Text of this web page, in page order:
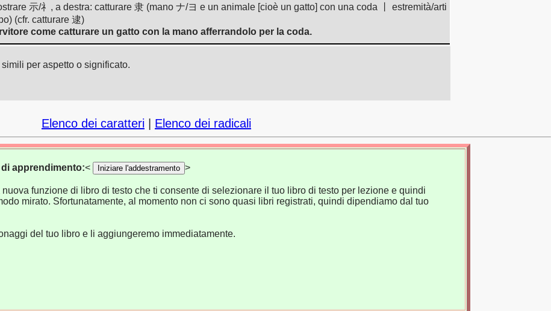
示/礻, a destra: catturare 隶 (mano ナ/ヨ e un animale [cioè un gatto] con una coda 丨 estremità/arti
(cfr. catturare 逮)
come catturare un gatto con la mano afferrandolo per la coda.
per aspetto o significato.
Elenco dei caratteri Elenco dei radicali
apprendimento:< Iniziare l'addestramento >
nuova funzione di libro di testo che ti consente di selezionare il tuo libro di testo per lezione e quindi
mirato. Sfortunatamente, al momento non ci sono quasi libri registrati, quindi dipendiamo dal tuo
del tuo libro e li aggiungeremo immediatamente.